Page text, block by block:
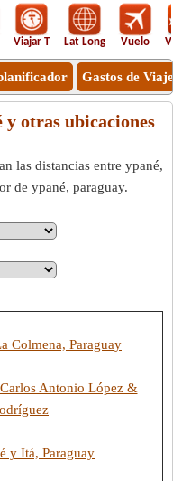
Viajar T Lat Long Vuelo
Gastos de Viaje
otras ubicaciones
las distancias entre ypané,
de ypané, paraguay.
Colmena, Paraguay
Antonio López &
y Itá, Paraguay